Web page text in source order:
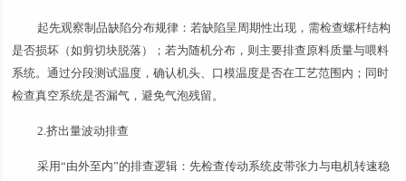
起先观察制品缺陷分布规律：若缺陷呈周期性出现，需检查螺杆结构
是否损坏（如剪切块脱落）；若为随机分布，则主要排查原料质量与喂料
系统。通过分段测试温度，确认机头、口模温度是否在工艺范围内；同时
检查真空系统是否漏气，避免气泡残留。
2.挤出量波动排查
采用“由外至内”的排查逻辑：先检查传动系统皮带张力与电机转速稳